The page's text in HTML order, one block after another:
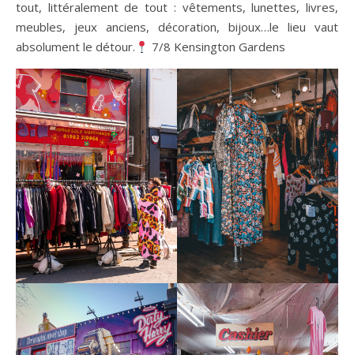
tout, littéralement de tout : vêtements, lunettes, livres,
meubles, jeux anciens, décoration, bijoux…le lieu vaut
absolument le détour.
7/8 Kensington Gardens